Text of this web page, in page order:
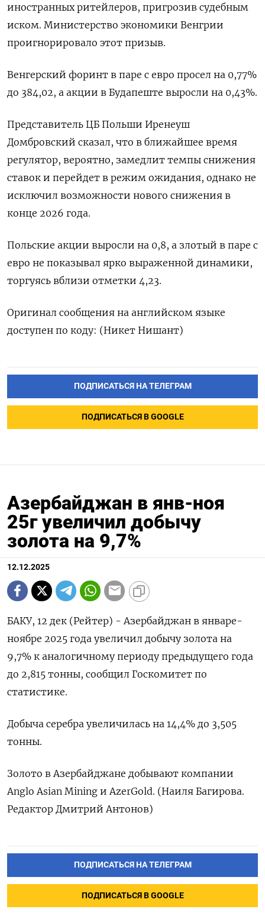
иностранных ритейлеров, пригрозив судебным
иском. Министерство экономики Венгрии
проигнорировало этот призыв.
Венгерский форинт в паре с евро просел на 0,77%
до 384,02, а акции в Будапеште выросли на 0,43%.
Представитель ЦБ Польши Иренеуш
Домбровский сказал, что в ближайшее время
регулятор, вероятно, замедлит темпы снижения
ставок и перейдет в режим ожидания, однако не
исключил возможности нового снижения в
конце 2026 года.
Польские акции выросли на 0,8, а злотый в паре с
евро не показывал ярко выраженной динамики,
торгуясь вблизи отметки 4,23.
Оригинал сообщения на английском языке
доступен по коду: (Никет Нишант)
ПОДПИСАТЬСЯ НА ТЕЛЕГРАМ
ПОДПИСАТЬСЯ В GOOGLE
Азербайджан в янв-ноя
25г увеличил добычу
золота на 9,7%
12.12.2025
БАКУ, 12 дек (Рейтер) - Азербайджан в январе-
ноябре 2025 года увеличил добычу золота на
9,7% к аналогичному периоду предыдущего года
до 2,815 тонны, сообщил Госкомитет по
статистике.
Добыча серебра увеличилась на 14,4% до 3,505
тонны.
Золото в Азербайджане добывают компании
Anglo Asian Mining и AzerGold. (Наиля Багирова.
Редактор Дмитрий Антонов)
ПОДПИСАТЬСЯ НА ТЕЛЕГРАМ
ПОДПИСАТЬСЯ В GOOGLE